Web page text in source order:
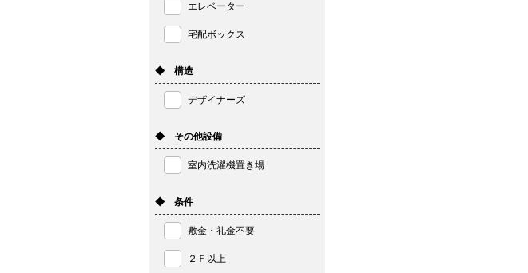
エレベーター
宅配ボックス
◆ 構造
デザイナーズ
◆ その他設備
室内洗濯機置き場
◆ 条件
敷金・礼金不要
２Ｆ以上